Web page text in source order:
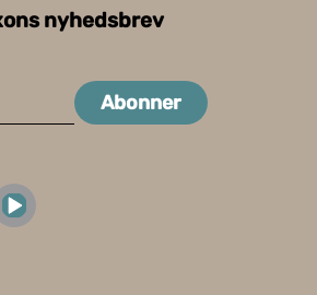
nyhedsbrev
Abonner